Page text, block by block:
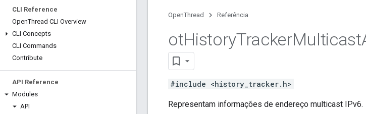
CLI Reference
OpenThread CLI Overview
CLI Concepts
CLI Commands
Contribute
API Reference
Modules
API
OpenThread Referência
otHistoryTrackerMulticast
#include <history_tracker.h>
Representam informações de endereço multicast IPv6.